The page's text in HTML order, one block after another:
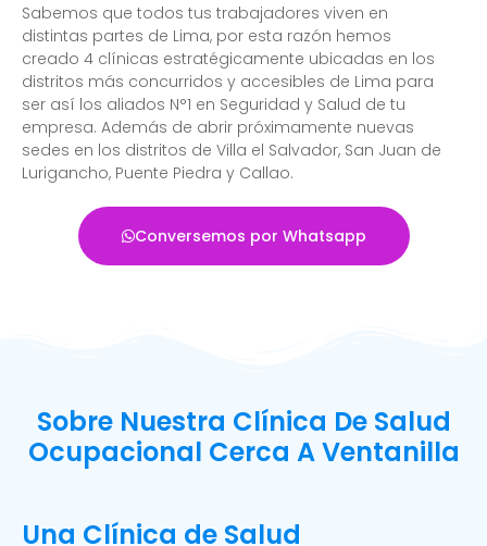
Sabemos que todos tus trabajadores viven en
distintas partes de Lima, por esta razón hemos
creado 4 clínicas estratégicamente ubicadas en los
distritos más concurridos y accesibles de Lima para
ser así los aliados N°1 en Seguridad y Salud de tu
empresa. Además de abrir próximamente nuevas
sedes en los distritos de Villa el Salvador, San Juan de
Lurigancho, Puente Piedra y Callao.
Conversemos por Whatsapp
Sobre Nuestra Clínica De Salud
Ocupacional Cerca A Ventanilla
Una Clínica de Salud